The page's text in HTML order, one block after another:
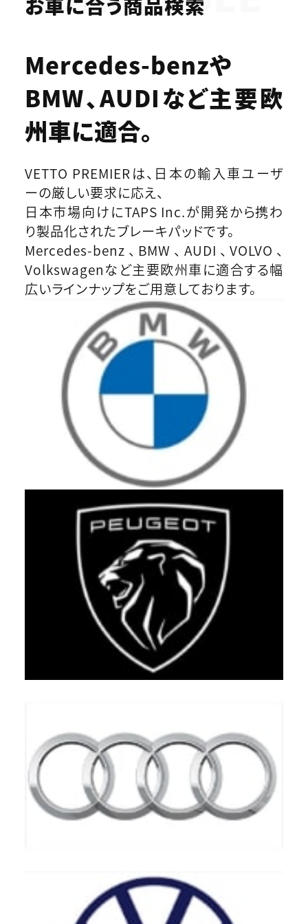
Mercedes-benzや
BMW、AUDIなど主要欧
州車に適合。
VETTO PREMIERは、日本の輸入車ユーザ
ーの厳しい要求に応え、
日本市場向けにTAPS Inc.が開発から携わ
り製品化されたブレーキパッドです。
Mercedes-benz、BMW、AUDI、VOLVO、
Volkswagenなど主要欧州車に適合する幅
広いラインナップをご用意しております。